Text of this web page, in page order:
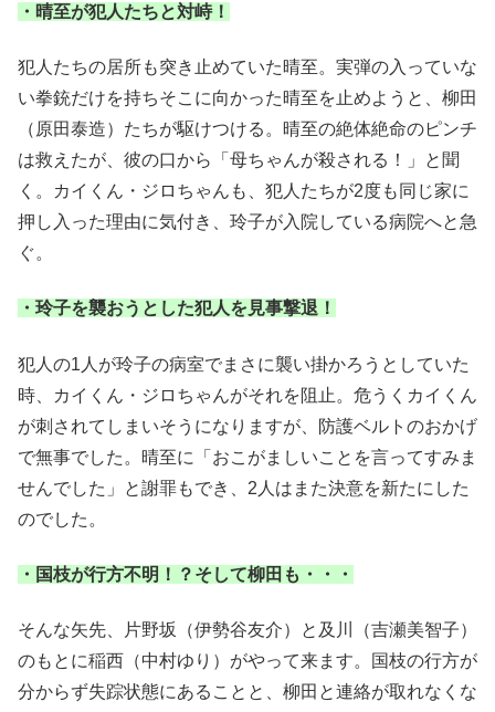
・晴至が犯人たちと対峙！
犯人たちの居所も突き止めていた晴至。実弾の入っていな
い拳銃だけを持ちそこに向かった晴至を止めようと、柳田
（原田泰造）たちが駆けつける。晴至の絶体絶命のピンチ
は救えたが、彼の口から「母ちゃんが殺される！」と聞
く。カイくん・ジロちゃんも、犯人たちが2度も同じ家に
押し入った理由に気付き、玲子が入院している病院へと急
ぐ。
・玲子を襲おうとした犯人を見事撃退！
犯人の1人が玲子の病室でまさに襲い掛かろうとしていた
時、カイくん・ジロちゃんがそれを阻止。危うくカイくん
が刺されてしまいそうになりますが、防護ベルトのおかげ
で無事でした。晴至に「おこがましいことを言ってすみま
せんでした」と謝罪もでき、2人はまた決意を新たにした
のでした。
・国枝が行方不明！？そして柳田も・・・
そんな矢先、片野坂（伊勢谷友介）と及川（吉瀬美智子）
のもとに稲西（中村ゆり）がやって来ます。国枝の行方が
分からず失踪状態にあることと、柳田と連絡が取れなくな